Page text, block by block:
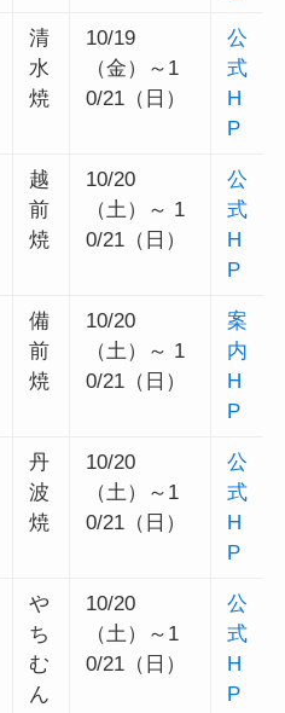
清
水
焼
10/19
（金）～1
0/21（日）
公
式
H
P
越
前
焼
10/20
（土）～ 1
0/21（日）
公
式
H
P
備
前
焼
10/20
（土）～ 1
0/21（日）
案
内
H
P
丹
波
焼
10/20
（土）～1
0/21（日）
公
式
H
P
や
ち
む
ん
10/20
（土）～1
0/21（日）
公
式
H
P